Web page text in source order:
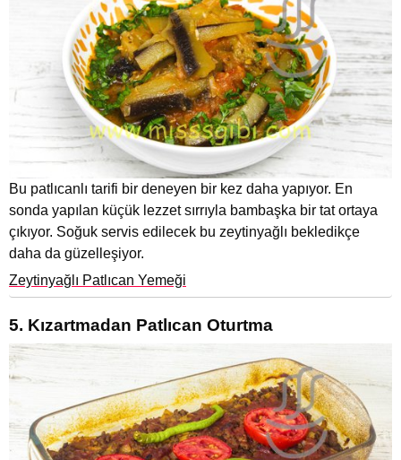
Bu patlıcanlı tarifi bir deneyen bir kez daha yapıyor. En
sonda yapılan küçük lezzet sırrıyla bambaşka bir tat ortaya
çıkıyor. Soğuk servis edilecek bu zeytinyağlı bekledikçe
daha da güzelleşiyor.
Zeytinyağlı Patlıcan Yemeği
5. Kızartmadan Patlıcan Oturtma